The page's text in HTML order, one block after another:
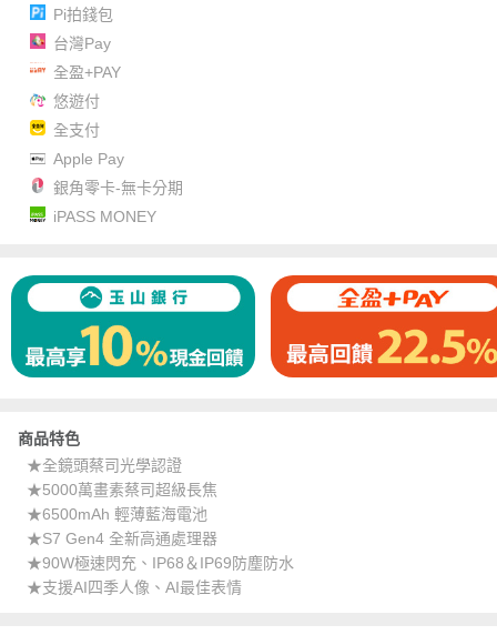
Pi拍錢包
台灣Pay
全盈+PAY
悠遊付
全支付
Apple Pay
銀角零卡-無卡分期
iPASS MONEY
商品特色
★全鏡頭蔡司光學認證
★5000萬畫素蔡司超級長焦
★6500mAh 輕薄藍海電池
★S7 Gen4 全新高通處理器
★90W極速閃充、IP68＆IP69防塵防水
★支援AI四季人像、AI最佳表情